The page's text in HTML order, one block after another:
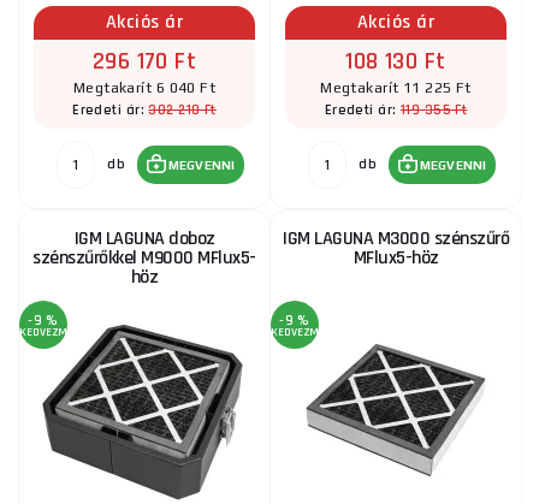
Akciós ár
296 170 Ft
Megtakarít 6 040 Ft
Eredeti ár:302 210 Ft
db MEGVENNI
Akciós ár
108 130 Ft
Megtakarít 11 225 Ft
Eredeti ár: 119 355 Ft
db MEGVENNI
IGM LAGUNA doboz
szénszűrőkkel M9000 MFlux5-
höz
-9 %
KEDVEZMÉNY
IGM LAGUNA M3000 szénszűrő
MFlux5-höz
-9 %
KEDVEZMÉNY